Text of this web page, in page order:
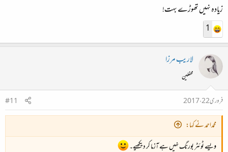
زیادہ نہیں تھوڑے بہت!
1
لاریب مرزا
محفلین
فروری 22، 2017
#11
محمداحمد نے کہا:
ویسے ٹوئٹر بورنگ نہیں ہے آزما کر دیکھیے۔